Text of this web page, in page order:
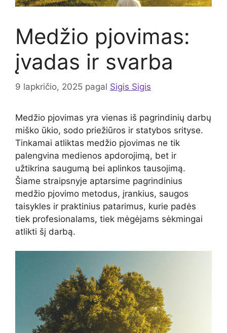
Medžio pjovimas:
įvadas ir svarba
9 lapkričio, 2025 pagal Sigis Sigis
Medžio pjovimas yra vienas iš pagrindinių darbų
miško ūkio, sodo priežiūros ir statybos srityse.
Tinkamai atliktas medžio pjovimas ne tik
palengvina medienos apdorojimą, bet ir
užtikrina saugumą bei aplinkos tausojimą.
Šiame straipsnyje aptarsime pagrindinius
medžio pjovimo metodus, įrankius, saugos
taisykles ir praktinius patarimus, kurie padės
tiek profesionalams, tiek mėgėjams sėkmingai
atlikti šį darbą.